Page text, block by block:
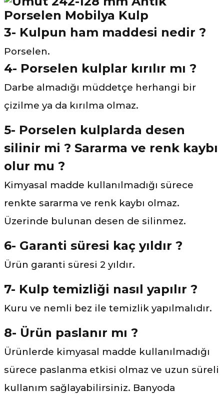
3- Kulpun ham maddesi nedir ?
Porselen.
4- Porselen kulplar kırılır mı ?
Darbe almadığı müddetçe herhangi bir
çizilme ya da kırılma olmaz.
5- Porselen kulplarda desen
silinir mi ? Sararma ve renk kaybı
olur mu ?
Kimyasal madde kullanılmadığı sürece
renkte sararma ve renk kaybı olmaz.
Üzerinde bulunan desen de silinmez.
6- Garanti süresi kaç yıldır ?
Ürün garanti süresi 2 yıldır.
7- Kulp temizliği nasıl yapılır ?
Kuru ve nemli bez ile temizlik yapılmalıdır.
8- Ürün paslanır mı ?
Ürünlerde kimyasal madde kullanılmadığı
sürece paslanma etkisi olmaz ve uzun süreli
kullanım sağlayabilirsiniz. Banyoda